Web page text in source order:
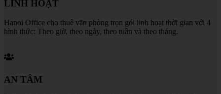
LINH HOẠT
Hanoi Office cho thuê văn phòng trọn gói linh hoạt thời gian với 4
hình thức: Theo giờ, theo ngày, theo tuần và theo tháng.
AN TÂM